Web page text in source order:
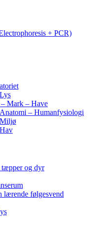
+ PCR)
Mark – Have
– Humanfysiologi
tæpper og dyr
følgesvend